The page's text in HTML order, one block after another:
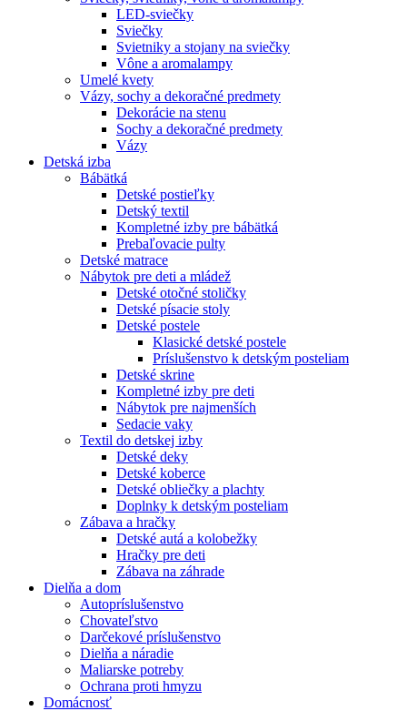
LED-sviečky
Sviečky
Svietniky a stojany na sviečky
Vône a aromalampy
Umelé kvety
Vázy, sochy a dekoračné predmety
Dekorácie na stenu
Sochy a dekoračné predmety
Vázy
Detská izba
Bábätká
Detské postieľky
Detský textil
Kompletné izby pre bábätká
Prebaľovacie pulty
Detské matrace
Nábytok pre deti a mládež
Detské otočné stoličky
Detské písacie stoly
Detské postele
Klasické detské postele
Príslušenstvo k detským posteliam
Detské skrine
Kompletné izby pre deti
Nábytok pre najmenších
Sedacie vaky
Textil do detskej izby
Detské deky
Detské koberce
Detské obliečky a plachty
Doplnky k detským posteliam
Zábava a hračky
Detské autá a kolobežky
Hračky pre deti
Zábava na záhrade
Dielňa a dom
Autopríslušenstvo
Chovateľstvo
Darčekové príslušenstvo
Dielňa a náradie
Maliarske potreby
Ochrana proti hmyzu
Domácnosť